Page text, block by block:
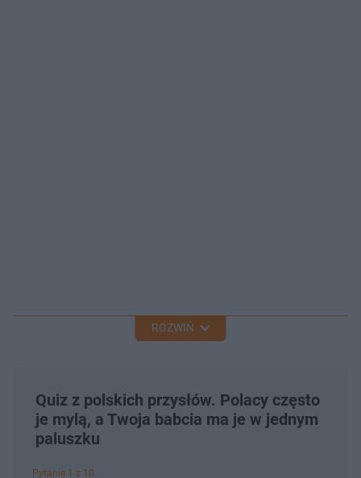
ROZWIŃ
Quiz z polskich przysłów. Polacy często
je mylą, a Twoja babcia ma je w jednym
paluszku
Pytanie 1 z 10